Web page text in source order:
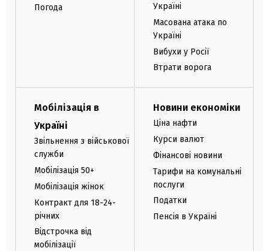
Погода
Україні
Масована атака по
Україні
Вибухи у Росії
Втрати ворога
Мобілізація в
Україні
Звільнення з військової
служби
Мобілізація 50+
Мобілізація жінок
Контракт для 18-24-
річних
Відстрочка від
мобілізації
Новини економіки
Ціна нафти
Курси валют
Фінансові новини
Тарифи на комунальні
послуги
Податки
Пенсія в Україні